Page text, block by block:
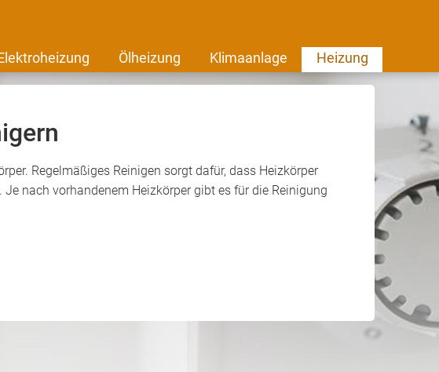
Ölheizung Klimaanlage Heizung
Regelmäßiges Reinigen sorgt dafür, dass Heizkörper
nach vorhandenem Heizkörper gibt es für die Reinigung